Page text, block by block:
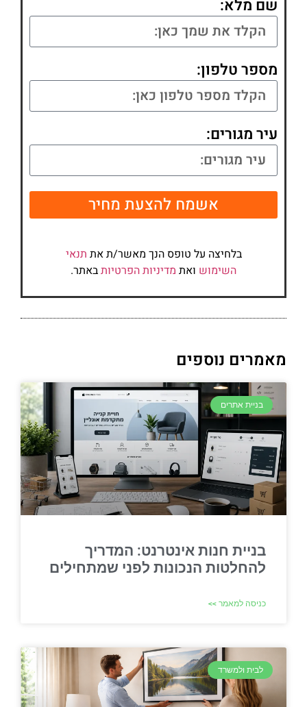
שם מלא:
מספר טלפון:
עיר מגורים:
אשמח להצעת מחיר
בלחיצה על טופס הנך מאשר/ת את תנאי
השימוש ואת מדיניות הפרטיותבאתר.
מאמרים נוספים
בניית אתרים
בניית חנות אינטרנט: המדריך
להחלטות הנכונות לפני שמתחילים
כניסה למאמר >>
לבית ולמשרד